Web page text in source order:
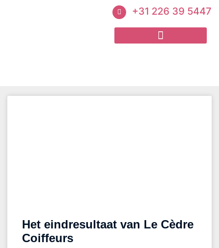
+31 226 39 5447
Het eindresultaat van Le Cèdre
Coiffeurs